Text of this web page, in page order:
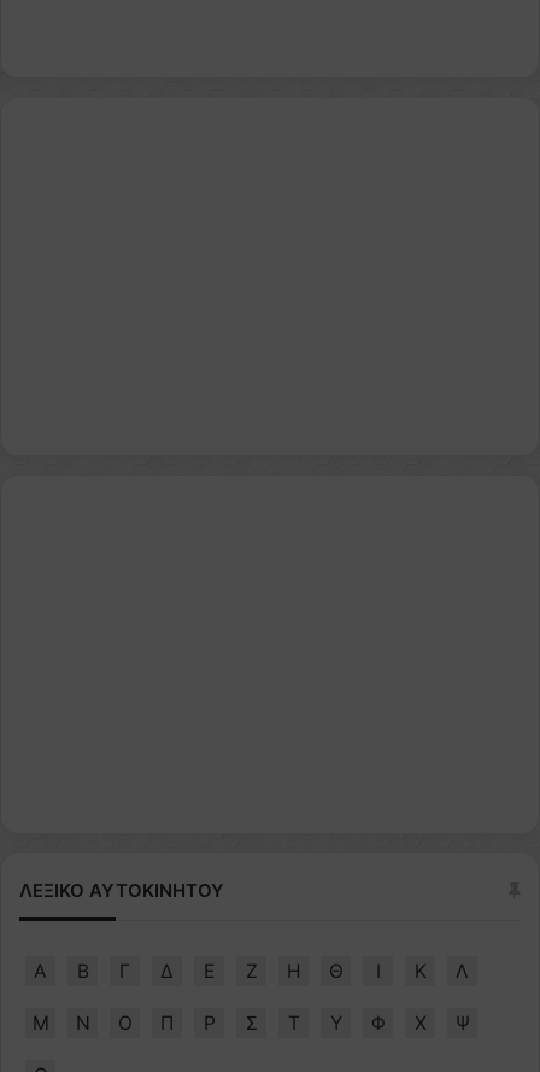
ΛΕΞΙΚΟ ΑΥΤΟΚΙΝΗΤΟΥ
Α Β Γ Δ Ε Ζ Η Θ Ι Κ Λ
Μ Ν Ο Π Ρ Σ Τ Υ Φ Χ Ψ